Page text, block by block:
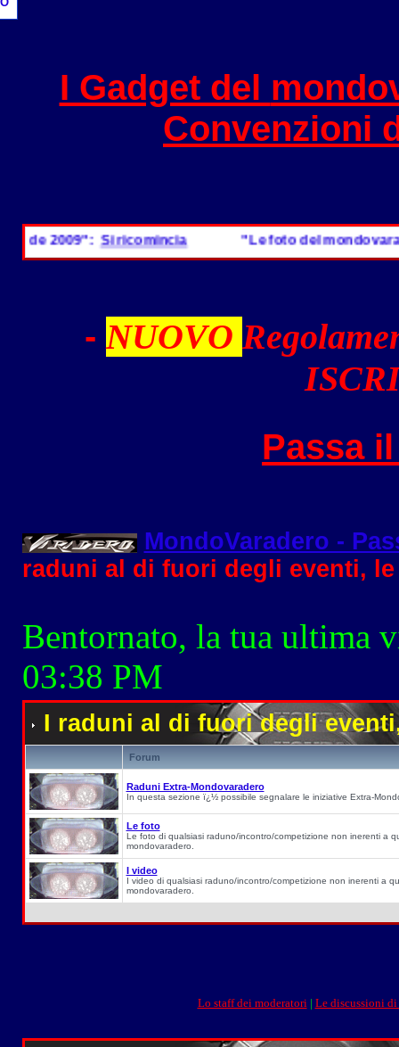
I Gadget del
Convenzioni
2009":Si ricomincia "Le foto del
- NUOVO
Passa
MondoVaradero -
raduni al di fuori degli eventi,
Bentornato, la tua ultima
03:38 PM
I raduni al di fuori degli
Forum
Raduni Extra-Mondovaradero
In questa sezione ï¿½ possibile segnalare le iniziative Extra-
Le foto
Le foto di qualsiasi raduno/incontro/competizione non inerenti a
mondovaradero.
I video
I video di qualsiasi raduno/incontro/competizione non inerenti a
mondovaradero.
Lo staff dei moderatori | Le discussioni